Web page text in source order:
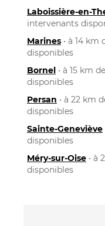
Laboissière-en-
intervenants
Marines • à 14 km
disponibles
Bornel • à 15 km
disponibles
Persan • à 22 km
disponibles
Sainte-Geneviève
disponibles
Méry-sur-Oise • à
disponibles